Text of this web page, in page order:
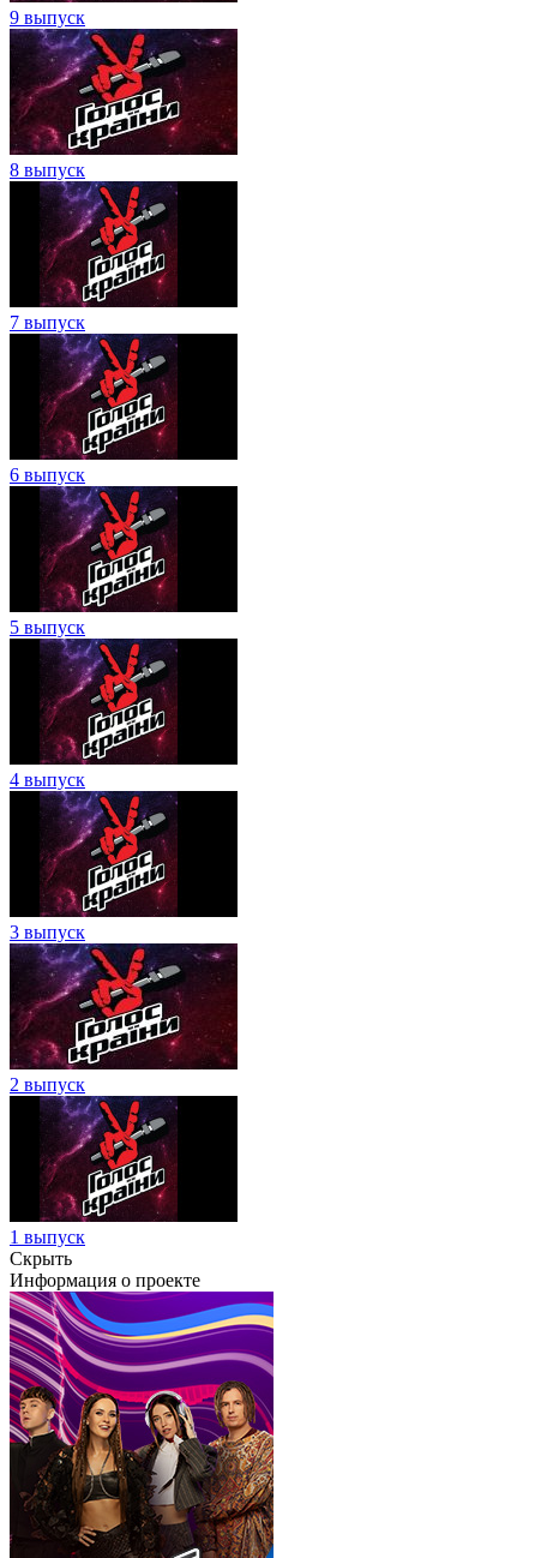
9 выпуск
8 выпуск
7 выпуск
6 выпуск
5 выпуск
4 выпуск
3 выпуск
2 выпуск
1 выпуск
Скрыть
Информация о проекте